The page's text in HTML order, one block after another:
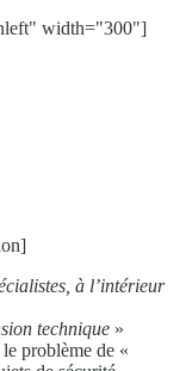
width="300"]
à l’intérieur
technique »
problème de «